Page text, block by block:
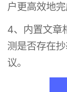
户更高效地完
4、内置文章
测是否存在
议。